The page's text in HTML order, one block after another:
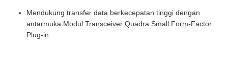
Mendukung transfer data berkecepatan tinggi dengan
antarmuka Modul Transceiver Quadra Small Form-Factor
Plug-in